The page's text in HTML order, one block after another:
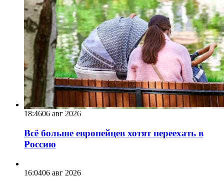
18:4606 авг 2026
Всё больше европейцев хотят переехать в
Россию
16:0406 авг 2026